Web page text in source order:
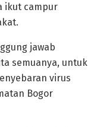
ikut campur
jawab
semuanya, untuk
virus
Bogor